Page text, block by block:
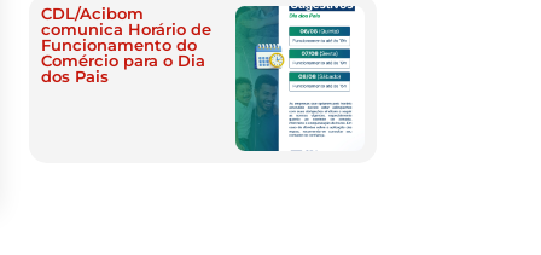
CDL/Acibom
comunica Horário de
Funcionamento do
Comércio para o Dia
dos Pais